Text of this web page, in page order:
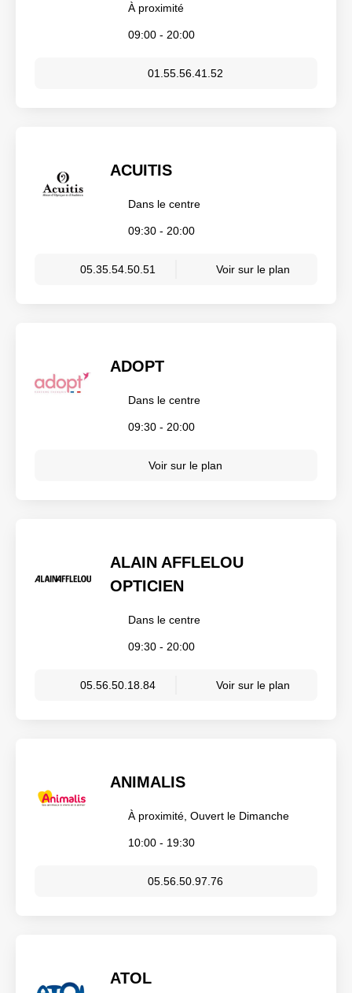
À proximité
09:00 - 20:00
01.55.56.41.52
ACUITIS
Dans le centre
09:30 - 20:00
05.35.54.50.51 Voir sur le plan
ADOPT
Dans le centre
09:30 - 20:00
Voir sur le plan
ALAIN AFFLELOU
OPTICIEN
Dans le centre
09:30 - 20:00
05.56.50.18.84 Voir sur le plan
ANIMALIS
À proximité, Ouvert le Dimanche
10:00 - 19:30
05.56.50.97.76
ATOL